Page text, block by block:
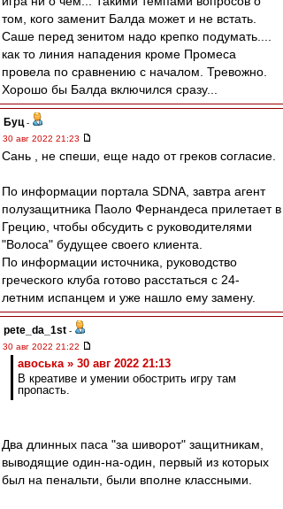
том, кого заменит Балда может и не встать.
Саше перед зенитом надо крепко подумать....
как то линия нападения кроме Промеса
провела по сравнению с началом. Тревожно.
Хорошо бы Балда включился сразу...
Буц -
30 авг 2022 21:23
Сань , не спеши, еще надо от греков согласие.
По информации портала SDNA, завтра агент
полузащитника Паоло Фернандеса прилетает в
Грецию, чтобы обсудить с руководителями
"Волоса" будущее своего клиента.
По информации источника, руководство
греческого клуба готово расстаться с 24-
летним испанцем и уже нашло ему замену.
pete_da_1st -
30 авг 2022 21:22
авоська » 30 авг 2022 21:13
В креативе и умении обострить игру там
пропасть.
Два длинных паса "за шиворот" защитникам,
выводящие один-на-один, первый из которых
был на пенальти, были вполне классными.